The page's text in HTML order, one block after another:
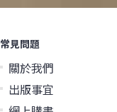
常見問題
關於我們
出版事宜